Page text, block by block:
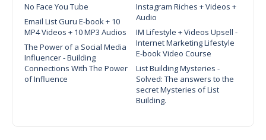
No Face You Tube
Instagram Riches + Videos +
Audio
Email List Guru E-book + 10
MP4 Videos + 10 MP3 Audios
IM Lifestyle + Videos Upsell -
Internet Marketing Lifestyle
E-book Video Course
The Power of a Social Media
Influencer - Building
Connections With The Power
of Influence
List Building Mysteries -
Solved: The answers to the
secret Mysteries of List
Building.